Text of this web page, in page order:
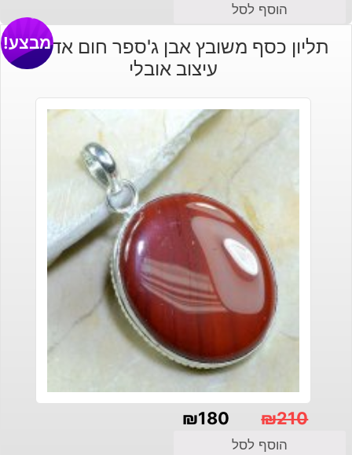
הוסף לסל
תליון כסף משובץ אבן ג'ספר חום אדמדם
עיצוב אובלי
מבצע!
₪210
₪180
הוסף לסל